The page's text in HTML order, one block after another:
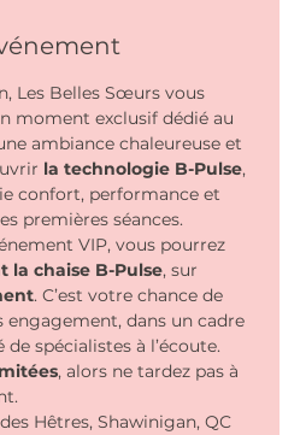
Les Belles Sœurs vous
moment exclusif dédié au
ambiance chaleureuse et
la technologie B-Pulse,
confort, performance et
premières séances.
VIP, vous pourrez
la chaise B-Pulse, sur
. C’est votre chance de
engagement, dans un cadre
spécialistes à l’écoute.
, alors ne tardez pas à
Hêtres, Shawinigan, QC